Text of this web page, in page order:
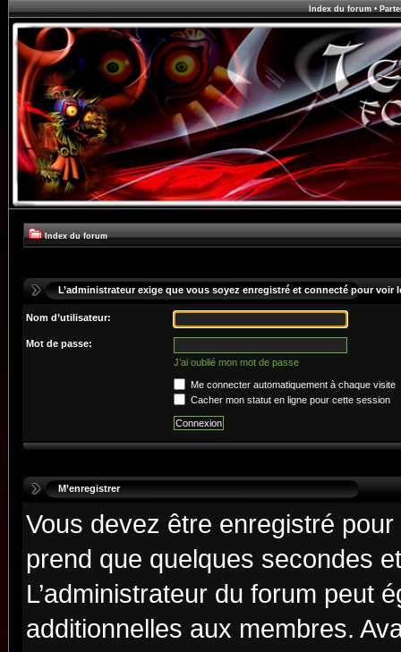
Index du forum•
Index du forum
L’administrateur exige que vous soyez enregistré et connecté pour voir
Nom d’utilisateur:
Mot de passe:
J’ai oublié mon mot de passe
Me connecter automatiquement à chaque visite
Cacher mon statut en ligne pour cette session
M’enregistrer
Vous devez être enregistré
prend que quelques secondes
L’administrateur du forum peut
additionnelles aux membres.